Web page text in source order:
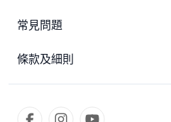
常見問題
條款及細則